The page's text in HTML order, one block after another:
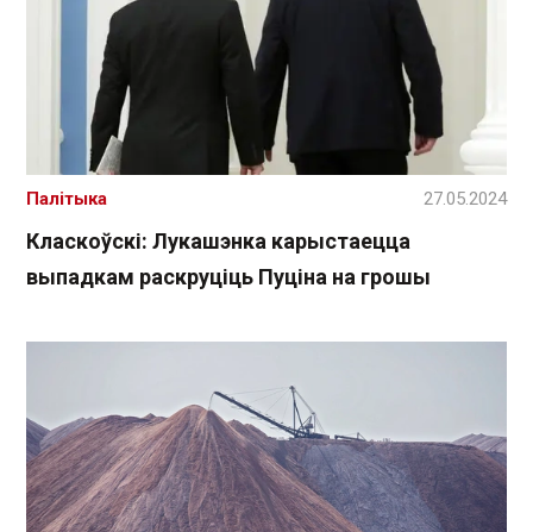
Класкоўскі: Лукашэнка карыстаецца
выпадкам раскруціць Пуціна на грошы
Палітыка 27.05.2024